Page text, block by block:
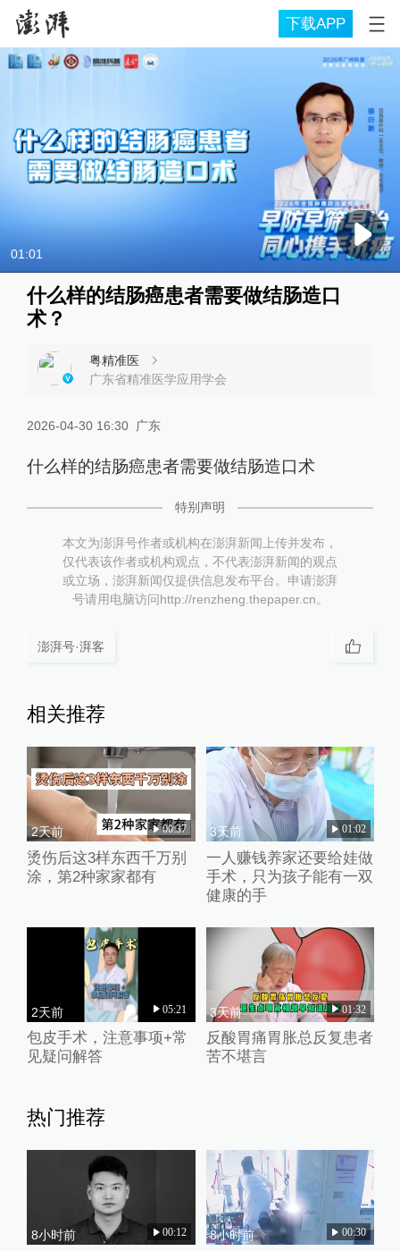
下载APP
01:01
什么样的结肠癌患者需要做结肠造口
术？
粤精准医
广东省精准医学应用学会
2026-04-30 16:30 广东
什么样的结肠癌患者需要做结肠造口术
特别声明
本文为澎湃号作者或机构在澎湃新闻上传并发布，
仅代表该作者或机构观点，不代表澎湃新闻的观点
或立场，澎湃新闻仅提供信息发布平台。申请澎湃
号请用电脑访问http://renzheng.thepaper.cn。
澎湃号·湃客
相关推荐
2天前 00:37
烫伤后这3样东西千万别
涂，第2种家家都有
3天前 01:02
一人赚钱养家还要给娃做
手术，只为孩子能有一双
健康的手
2天前 05:21
包皮手术，注意事项+常
见疑问解答
3天前 01:32
反酸胃痛胃胀总反复患者
苦不堪言
热门推荐
8小时前 00:12 8小时前 00:30